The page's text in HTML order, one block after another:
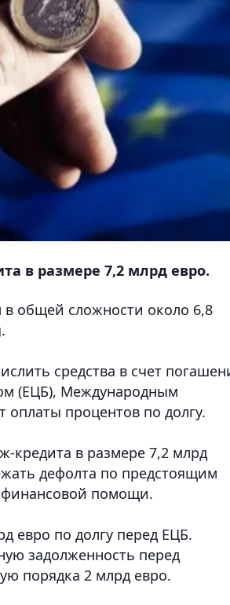
в размере 7,2 млрд евро.
общей сложности около 6,8
средства в счет
(ЕЦБ), Международным
процентов по долгу.
кредита в размере 7,2 млрд
дефолта по предстоящим
финансовой помощи.
евро по долгу перед ЕЦБ.
задолженность перед
порядка 2 млрд евро.